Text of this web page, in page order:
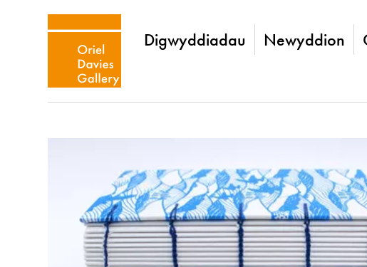
Digwyddiadau Newyddion